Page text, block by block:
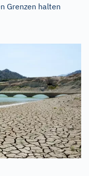
Grenzen halten